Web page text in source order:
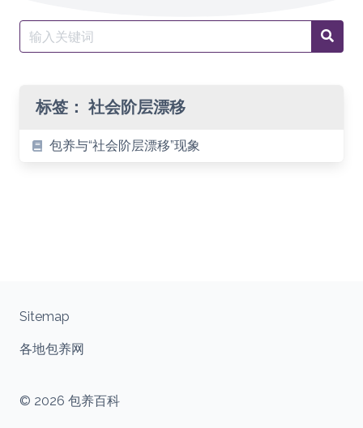
Search
for:
标签： 社会阶层漂移
包养与“社会阶层漂移”现象
© 2026 包养百科
Sitemap
各地包养网